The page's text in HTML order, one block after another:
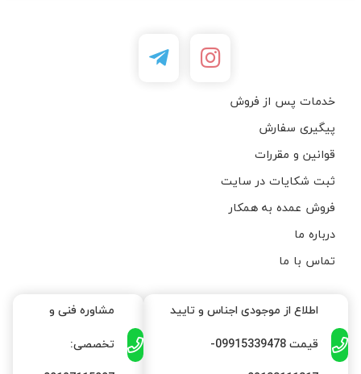
خدمات پس از فروش
پیگیری سفارش
قوانین و مقررات
ثبت شکایات در سایت
فروش عمده به همکار
درباره ما
تماس با ما
اطلاع از موجودی اجناس و تایید
قیمت 09915339478-
مشاوره فنی و
تخصصی: